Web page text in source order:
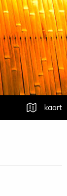
kaart